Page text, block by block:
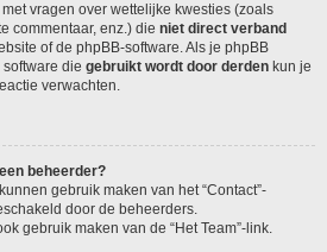
vragen over wettelijke kwesties (zoals
commentaar, enz.) die niet direct verband
of de phpBB-software. Als je phpBB
die gebruikt wordt door derden kun je
verwachten.
beheerder?
gebruik maken van het “Contact”-
door de beheerders.
gebruik maken van de “Het Team”-link.